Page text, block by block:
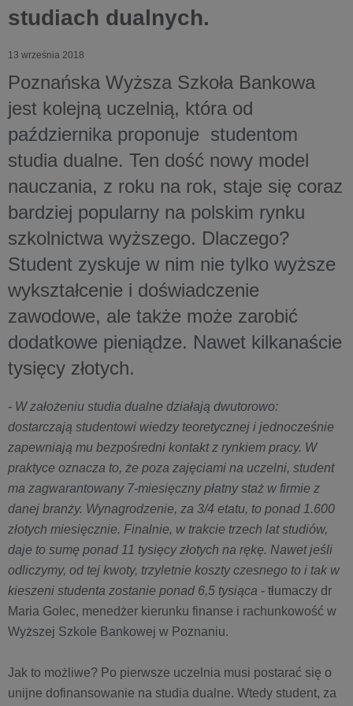
studiach dualnych.
13 września 2018
Poznańska Wyższa Szkoła Bankowa
jest kolejną uczelnią, która od
października proponuje studentom
studia dualne. Ten dość nowy model
nauczania, z roku na rok, staje się coraz
bardziej popularny na polskim rynku
szkolnictwa wyższego. Dlaczego?
Student zyskuje w nim nie tylko wyższe
wykształcenie i doświadczenie
zawodowe, ale także może zarobić
dodatkowe pieniądze. Nawet kilkanaście
tysięcy złotych.
- W założeniu studia dualne działają dwutorowo:
dostarczają studentowi wiedzy teoretycznej i jednocześnie
zapewniają mu bezpośredni kontakt z rynkiem pracy. W
praktyce oznacza to, że poza zajęciami na uczelni, student
ma zagwarantowany 7-miesięczny płatny staż w firmie z
danej branży. Wynagrodzenie, za 3/4 etatu, to ponad 1.600
złotych miesięcznie. Finalnie, w trakcie trzech lat studiów,
daje to sumę ponad 11 tysięcy złotych na rękę. Nawet jeśli
odliczymy, od tej kwoty, trzyletnie koszty czesnego to i tak w
kieszeni studenta zostanie ponad 6,5 tysiąca - tłumaczy dr
Maria Golec, menedżer kierunku finanse i rachunkowość w
Wyższej Szkole Bankowej w Poznaniu.
Jak to możliwe? Po pierwsze uczelnia musi postarać się o
unijne dofinansowanie na studia dualne. Wtedy student, za